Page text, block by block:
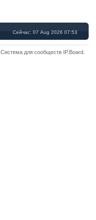
Сейчас: 07 Aug 2026 07:53
Система для сообществ IP.Board